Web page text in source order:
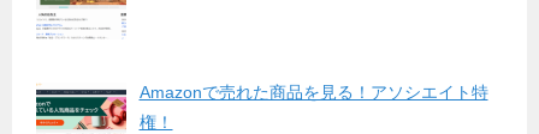
Amazonで売れた商品を見る！アソシエイト特
権！